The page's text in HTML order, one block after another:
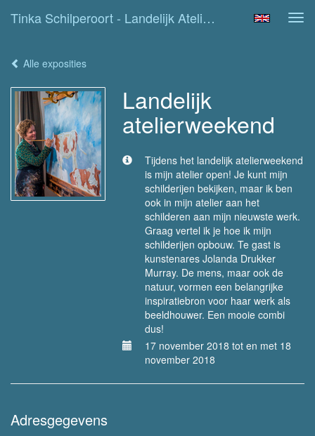
Tinka Schilperoort - Landelijk Atelierweekend
Alle exposities
Landelijk
atelierweekend
Tijdens het landelijk atelierweekend
is mijn atelier open! Je kunt mijn
schilderijen bekijken, maar ik ben
ook in mijn atelier aan het
schilderen aan mijn nieuwste werk.
Graag vertel ik je hoe ik mijn
schilderijen opbouw. Te gast is
kunstenares Jolanda Drukker
Murray. De mens, maar ook de
natuur, vormen een belangrijke
inspiratiebron voor haar werk als
beeldhouwer. Een mooie combi
dus!
17 november 2018 tot en met 18
november 2018
Adresgegevens